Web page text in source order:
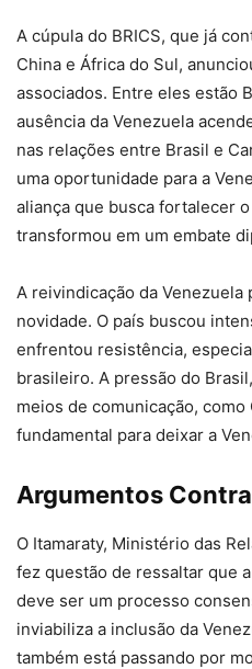
A cúpula do BRICS, que já
China e África do Sul,
associados. Entre eles estão
ausência da Venezuela
nas relações entre Brasil e
uma oportunidade para a
aliança que busca fortalecer
transformou em um embate
A reivindicação da Venezuela
novidade. O país buscou
enfrentou resistência,
brasileiro. A pressão do
meios de comunicação, como
fundamental para deixar a
Argumentos
O Itamaraty, Ministério das
fez questão de ressaltar que
deve ser um processo
inviabiliza a inclusão da
também está passando por